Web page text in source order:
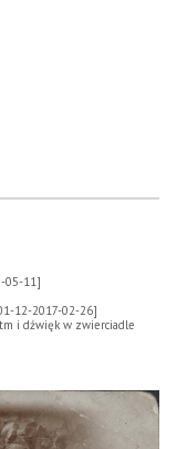
05-11]
12-2017-02-26]
i dźwięk w zwierciadle